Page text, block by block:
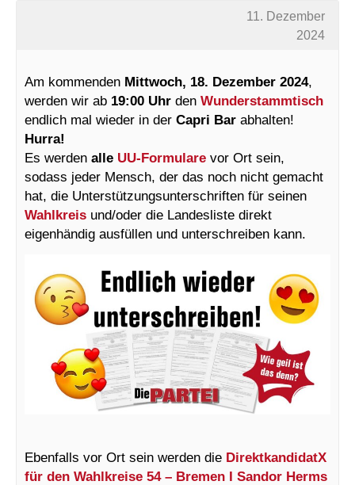
11. Dezember
2024
Am kommenden Mittwoch, 18. Dezember 2024,
werden wir ab 19:00 Uhr den Wunderstammtisch
endlich mal wieder in der Capri Bar abhalten!
Hurra!
Es werden alle UU-Formulare vor Ort sein,
sodass jeder Mensch, der das noch nicht gemacht
hat, die Unterstützungsunterschriften für seinen
Wahlkreis und/oder die Landesliste direkt
eigenhändig ausfüllen und unterschreiben kann.
Ebenfalls vor Ort sein werden die DirektkandidatX
für den Wahlkreise 54 – Bremen I Sandor Herms